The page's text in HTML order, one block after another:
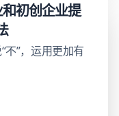
初创企业提
不”，运用更加有